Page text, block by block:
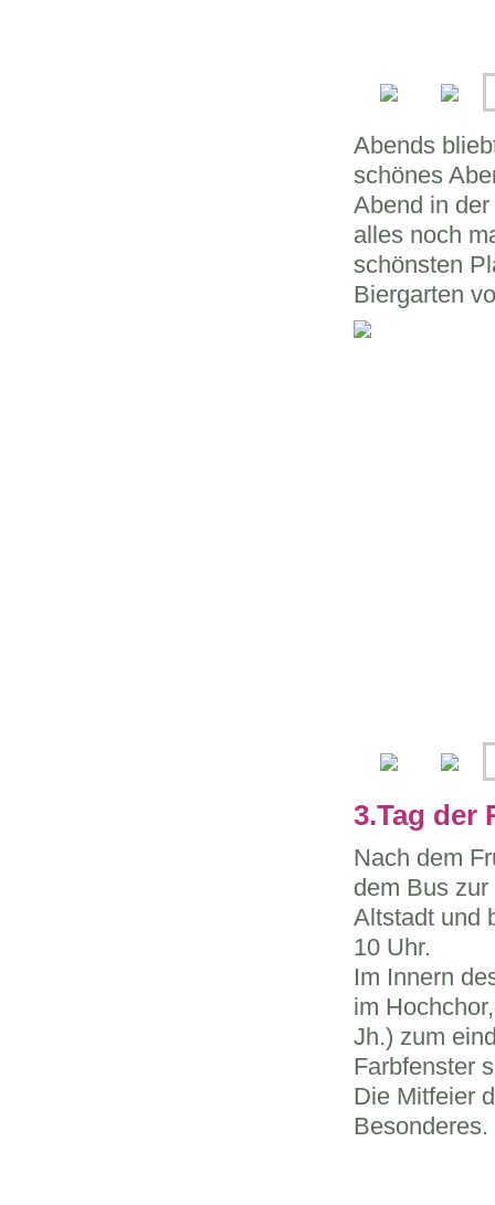
Abends
schönes
Abend in
alles noch
schönsten
Biergarten
3.Tag der
Nach dem
dem Bus zur
Altstadt und
10 Uhr.
Im Innern
im
Jh.) zum
Farbfenster
Die Mitfeier
Besonderes.